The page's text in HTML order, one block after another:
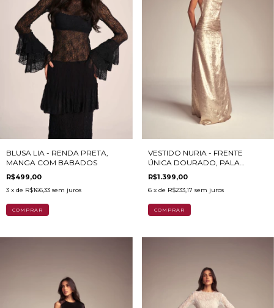
BLUSA LIA - RENDA PRETA,
MANGA COM BABADOS
R$499,00
3 x de R$166,33 sem juros
COMPRAR
VESTIDO NURIA - FRENTE
ÚNICA DOURADO, PALA
DRAPEADA
R$1.399,00
6 x de R$233,17 sem juros
COMPRAR